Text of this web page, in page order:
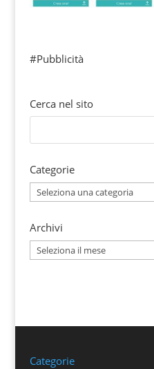
#Pubblicità
Cerca nel sito
Categorie
Categorie
Archivi
Archivi
Categorie